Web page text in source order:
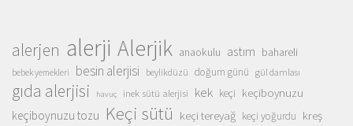
alerjen alerji Alerjik anaokulu astım bahareli
bebek yemekleri besin alerjisi beylikdüzü doğum günü gül damlası
gıda alerjisi havuç inek sütü alerjisi kek keçi keçiboynuzu
keçiboynuzu tozu Keçi sütü keçi tereyağ keçi yoğurdu kreş